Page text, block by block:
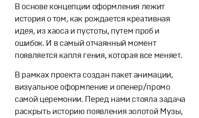
В основе концепции оформления лежит
история о том, как рождается креативная
идея, из хаоса и пустоты, путем проб и
ошибок. И в самый отчаянный момент
появляется капля гения, которая все меняет.
В рамках проекта создан пакет анимации,
визуальное оформление и опенер/промо
самой церемонии. Перед нами стояла задача
раскрыть историю появления золотой Музы,